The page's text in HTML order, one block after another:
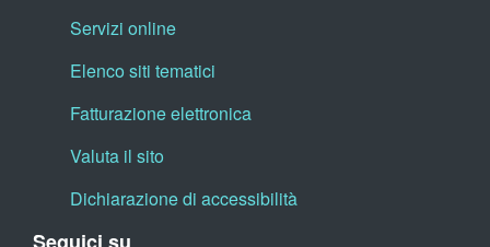
Servizi online
Elenco siti tematici
Fatturazione elettronica
Valuta il sito
Dichiarazione di accessibilità